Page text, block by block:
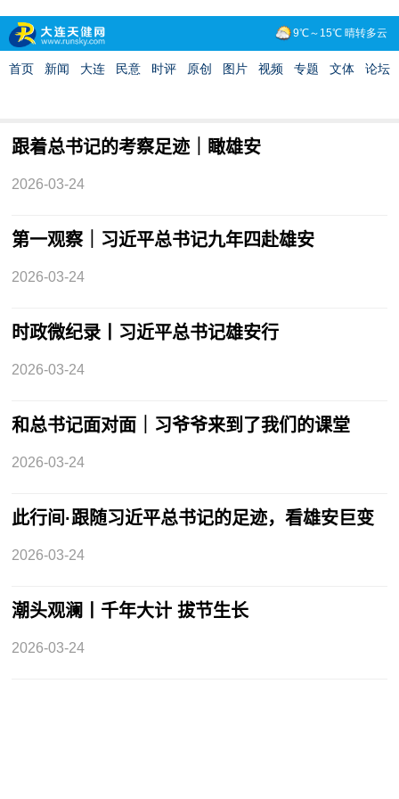
跟着总书记的考察足迹｜瞰雄安
2026-03-24
第一观察｜习近平总书记九年四赴雄安
2026-03-24
时政微纪录丨习近平总书记雄安行
2026-03-24
和总书记面对面｜习爷爷来到了我们的课堂
2026-03-24
此行间·跟随习近平总书记的足迹，看雄安巨变
2026-03-24
潮头观澜丨千年大计 拔节生长
2026-03-24